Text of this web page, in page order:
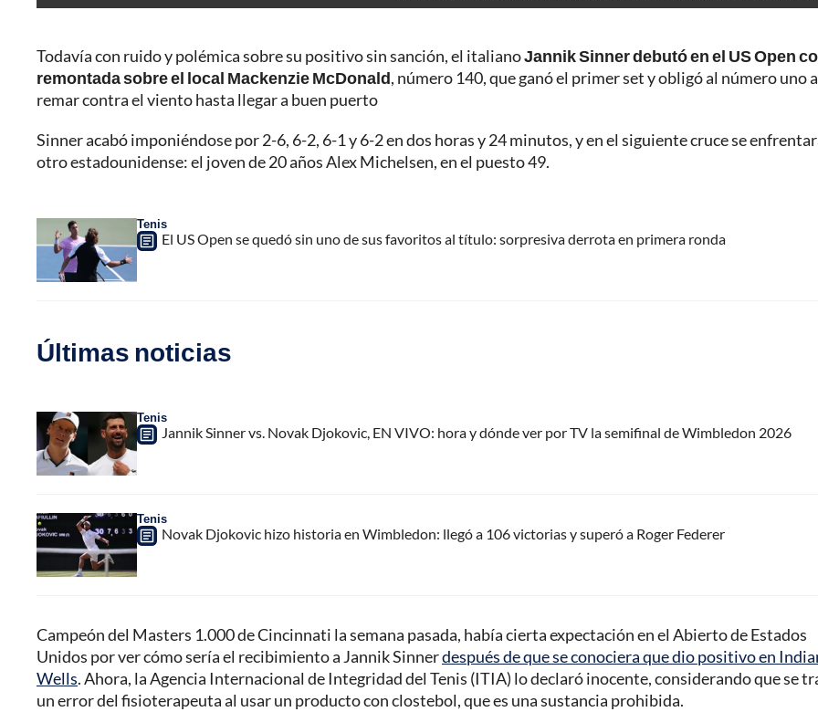
Todavía con ruido y polémica sobre su positivo sin sanción, el italianoJannik Sinner debutó en el US Open
remontada sobre el local Mackenzie McDonald, número 140, que ganó el primer set y obligó al número uno a
remar contra el viento hasta llegar a buen puerto
Sinner acabó imponiéndose por 2-6, 6-2, 6-1 y 6-2 en dos horas y 24 minutos, y en el siguiente cruce se
otro estadounidense: el joven de 20 años Alex Michelsen, en el puesto 49.
Tenis
El US Open se quedó sin uno de sus favoritos al título: sorpresiva derrota en primera ronda
Últimas noticias
Tenis
Jannik Sinner vs. Novak Djokovic, EN VIVO: hora y dónde ver por TV la semifinal de Wimbledon 2026
Tenis
Novak Djokovic hizo historia en Wimbledon: llegó a 106 victorias y superó a Roger Federer
Campeón del Masters 1.000 de Cincinnati la semana pasada, había cierta expectación en el Abierto de Estados
Unidos por ver cómo sería el recibimiento a Jannik Sinnerdespués de que se conociera que dio positivo en
Wells. Ahora, la Agencia Internacional de Integridad del Tenis (ITIA) lo declaró inocente, considerando que se
un error del fisioterapeuta al usar un producto con clostebol, que es una sustancia prohibida.